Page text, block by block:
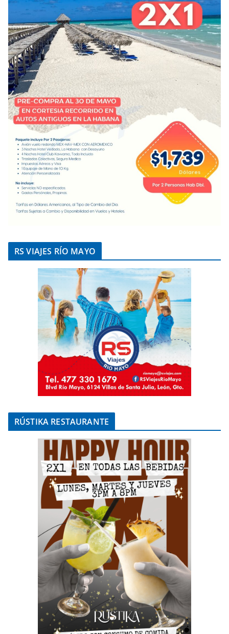
RS VIAJES RÍO MAYO
RÚSTIKA RESTAURANTE